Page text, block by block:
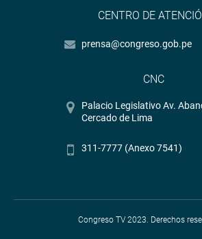
CENTRO DE
prensa@congreso.gob.pe
CNC
Palacio Legislativo Av.
Cercado de Lima
311-7777 (Anexo 7541)
Congreso TV 2023. Derechos